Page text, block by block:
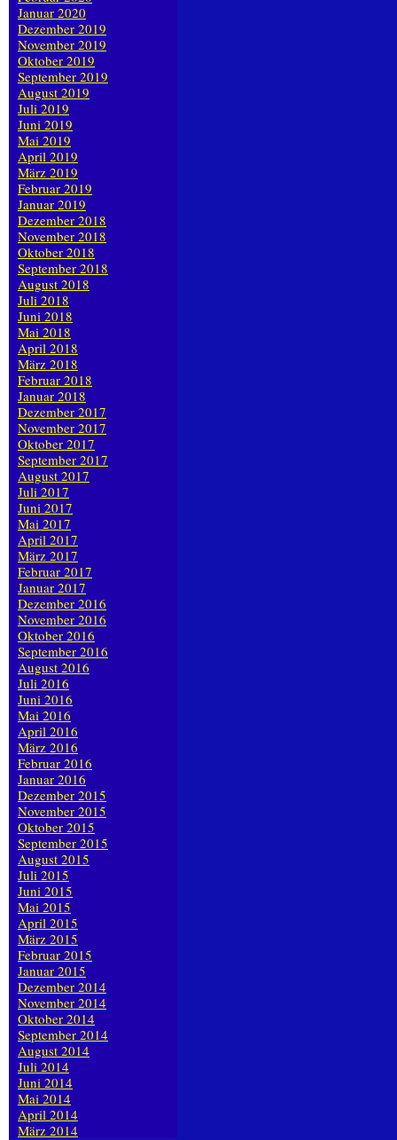
Januar 2020
Dezember 2019
November 2019
Oktober 2019
September 2019
August 2019
Juli 2019
Juni 2019
Mai 2019
April 2019
März 2019
Februar 2019
Januar 2019
Dezember 2018
November 2018
Oktober 2018
September 2018
August 2018
Juli 2018
Juni 2018
Mai 2018
April 2018
März 2018
Februar 2018
Januar 2018
Dezember 2017
November 2017
Oktober 2017
September 2017
August 2017
Juli 2017
Juni 2017
Mai 2017
April 2017
März 2017
Februar 2017
Januar 2017
Dezember 2016
November 2016
Oktober 2016
September 2016
August 2016
Juli 2016
Juni 2016
Mai 2016
April 2016
März 2016
Februar 2016
Januar 2016
Dezember 2015
November 2015
Oktober 2015
September 2015
August 2015
Juli 2015
Juni 2015
Mai 2015
April 2015
März 2015
Februar 2015
Januar 2015
Dezember 2014
November 2014
Oktober 2014
September 2014
August 2014
Juli 2014
Juni 2014
Mai 2014
April 2014
März 2014